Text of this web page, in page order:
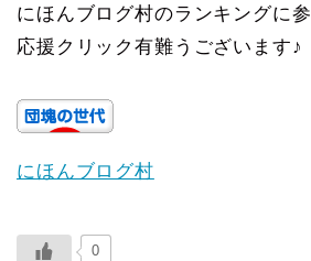
にほんブログ村のランキングに
応援クリック有難うございます♪
にほんブログ村
0